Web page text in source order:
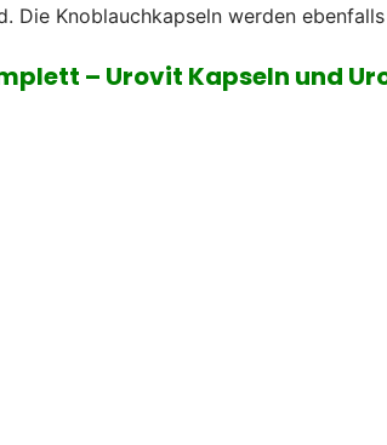
Die Knoblauchkapseln werden
– Urovit Kapseln und